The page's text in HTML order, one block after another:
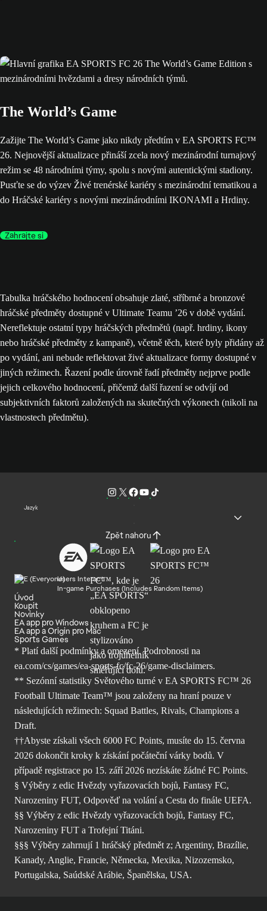
The World’s Game
Zažijte The World’s Game jako nikdy předtím v EA SPORTS FC™
26. Nejnovější aktualizace přináší zcela nový mezinárodní turnajový
režim se 48 národními týmy, spolu s novými autentickými stadiony.
Pusťte se do výzev Živé trenérské kariéry s mezinárodní tematikou a
do Hráčské kariéry s novými mezinárodními IKONAMI a Hrdiny.
Zahrajte si
Tabulka hráčského hodnocení obsahuje zlaté, stříbrné a bronzové
hráčské předměty dostupné v Ultimate Teamu ’26 v době vydání.
Nereflektuje ostatní typy hráčských předmětů (např. hrdiny, ikony
nebo hráčské předměty z kampaně), včetně těch, které byly přidány až
po vydání, ani nebude reflektovat živé aktualizace formy dostupné v
jiných režimech. Řazení podle úrovně řadí předměty nejprve podle
jejich celkového hodnocení, přičemž další řazení se odvíjí od
subjektivních faktorů založených na skutečných výkonech (nikoli na
vlastnostech předmětu).
Jazyk
Zpět nahoru
Users Interact
In-game Purchases (Includes Random Items)
Úvod
Koupit
Novinky
EA app pro Windows
EA app a Origin pro Mac
Sports Games
* Platí další podmínky a omezení. Podrobnosti na
ea.com/cs/games/ea-sports-fc/fc-26/game-disclaimers.
** Sezónní statistiky Světového turné v EA SPORTS FC™ 26
Football Ultimate Team™ jsou založeny na hraní pouze v
následujících režimech: Squad Battles, Rivals, Champions a
Draft.
††Abyste získali všech 6000 FC Points, musíte do 15. června
2026 dokončit kroky k získání počáteční várky bodů. V
případě registrace po 15. září 2026 nezískáte žádné FC Points.
§ Výběry z edic Hvězdy vyřazovacích bojů, Fantasy FC,
Narozeniny FUT, Odpověď na volání a Cesta do finále UEFA.
§§ Výběry z edic Hvězdy vyřazovacích bojů, Fantasy FC,
Narozeniny FUT a Trofejní Titáni.
§§§ Výběry zahrnují 1 hráčský předmět z; Argentiny, Brazílie,
Kanady, Anglie, Francie, Německa, Mexika, Nizozemsko,
Portugalska, Saúdské Arábie, Španělska, USA.